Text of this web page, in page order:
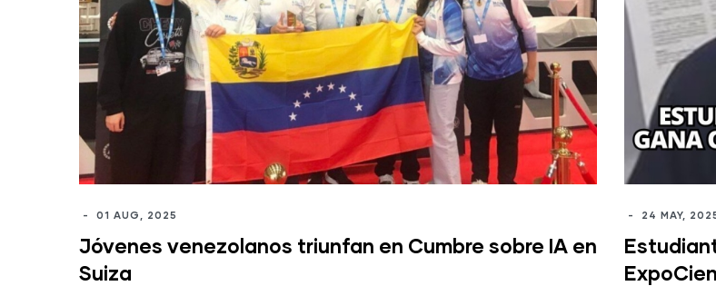
- 01 AUG, 2025
Jóvenes venezolanos triunfan en Cumbre sobre IA en
Suiza
- 24 MAY,